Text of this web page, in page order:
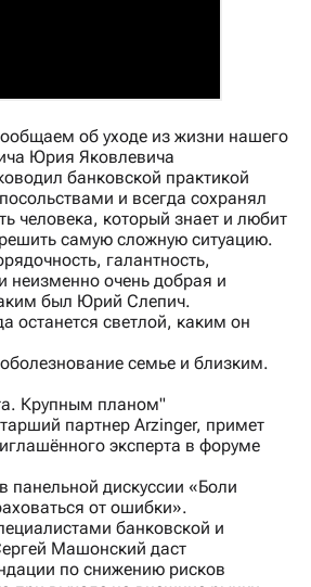
об уходе из жизни нашего
Юрия Яковлевича
банковской практикой
и всегда сохранял
человека, который знает и любит
самую сложную ситуацию.
галантность,
неизменно очень добрая и
был Юрий Слепич.
останется светлой, каким он
семье и близким.
Крупным планом"
партнер Arzinger, примет
эксперта в форуме
панельной дискуссии «Боли
от ошибки».
банковской и
Машонский даст
по снижению рисков